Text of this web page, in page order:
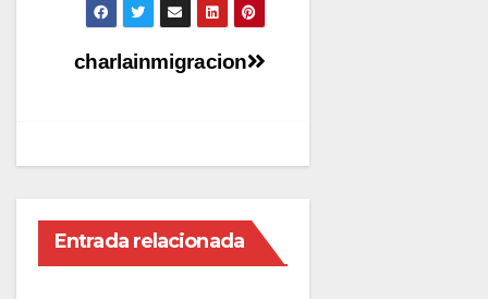
Navegación
charlainmigracion
Entrada relacionada